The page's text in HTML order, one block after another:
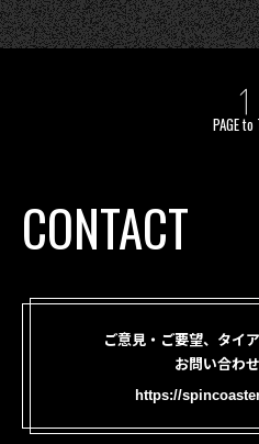
PAGE to
CONTACT
ご意見・ご要望、タイ
お問い合わ
https://